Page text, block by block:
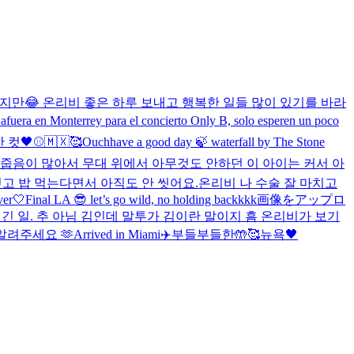
만😂 온리비 좋은 하루 보내고 행복한 일들 많이 있기를 바라
en Monterrey para el concierto Only B, solo esperen un poco
컷🖤⚾🇲🇽🥰Ouchhave a good day 🍃 waterfall by The Stone
음이 많아서 무대 위에서 아무것도 안하던 이 아이는 커서 아
밥 먹는다면서 아직도 안 씻어요.온리비 나 수술 잘 마치고
Final LA 😎 let’s go wild, no holding backkkk画像をアップロ
일. 추 아님 김인데 말투가 김이란 말이지 흠 온리비가 보기
려주세요 🫶Arrived in Miami✈️부들부들한🤲🥰뉴욕🖤